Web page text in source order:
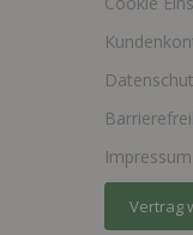
Impressum
Vertrag